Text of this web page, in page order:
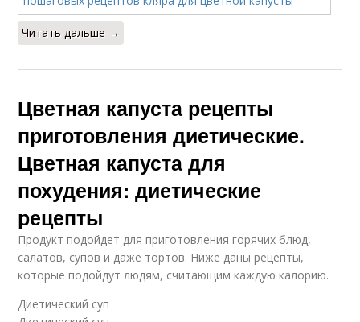
Читать дальше →
Цветная капуста рецепты
приготовления диетические.
Цветная капуста для
похудения: диетические
рецепты
Продукт подойдет для приготовления горячих блюд,
салатов, супов и даже тортов. Ниже даны рецепты,
которые подойдут людям, считающим каждую калорию.
Диетический суп